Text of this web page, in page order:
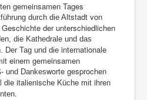
gemeinsamen Tages
ührung durch die Altstadt von
der unterschiedlichen
die Kathedrale und das
Der Tag und die internationale
einem gemeinsamen
und Dankesworte gesprochen
die italienische Küche mit ihren
.